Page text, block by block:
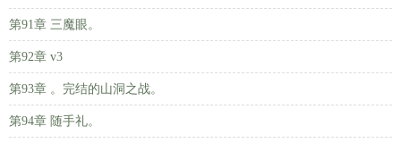
第91章 三魔眼。
第92章 v3
第93章 。完结的山洞之战。
第94章 随手礼。